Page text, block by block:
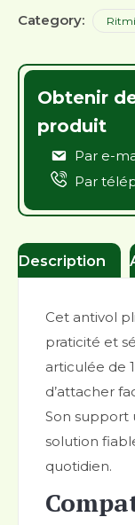
Category:
Obtenir
produit
Par e-
Par
Description
Cet antivol
praticité et
articulée de
d’attacher
Son support
solution
quotidien.